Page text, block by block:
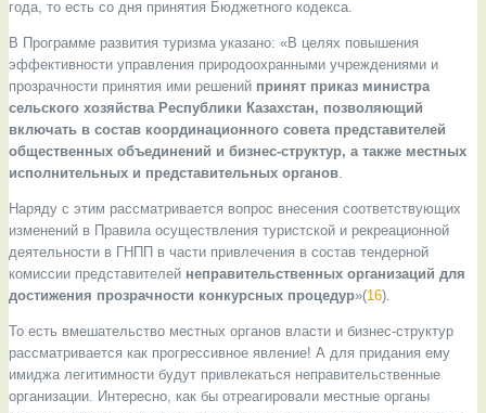
года, то есть со дня принятия Бюджетного кодекса.
В Программе развития туризма указано: «В целях повышения
эффективности управления природоохранными учреждениями и
прозрачности принятия ими решений принят приказ министра
сельского хозяйства Республики Казахстан, позволяющий
включать в состав координационного совета представителей
общественных объединений и бизнес-структур, а также местных
исполнительных и представительных органов.
Наряду с этим рассматривается вопрос внесения соответствующих
изменений в Правила осуществления туристской и рекреационной
деятельности в ГНПП в части привлечения в состав тендерной
комиссии представителей неправительственных организаций для
достижения прозрачности конкурсных процедур»(16).
То есть вмешательство местных органов власти и бизнес-структур
рассматривается как прогрессивное явление! А для придания ему
имиджа легитимности будут привлекаться неправительственные
организации. Интересно, как бы отреагировали местные органы